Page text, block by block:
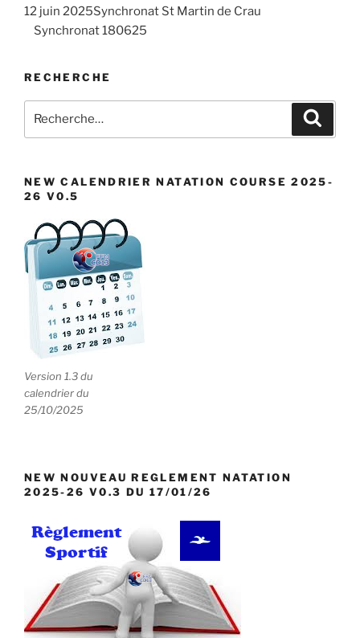
12 juin 2025Synchronat St Martin de Crau
Synchronat 180625
RECHERCHE
pour
NEW CALENDRIER NATATION COURSE 2025-
26 V0.5
Version 1.3 du
calendrier du
25/10/2025
NEW NOUVEAU REGLEMENT NATATION
2025-26 V0.3 DU 17/01/26